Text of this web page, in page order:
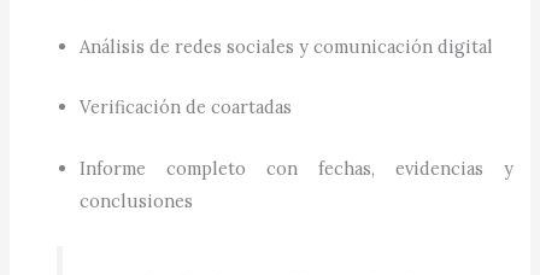
Análisis de redes sociales y comunicación digital
Verificación de coartadas
Informe completo con fechas, evidencias y
conclusiones